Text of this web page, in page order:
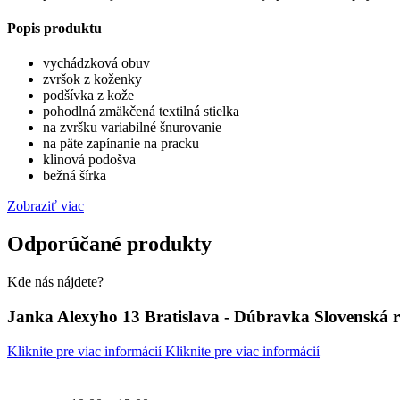
Popis produktu
vychádzková obuv
zvršok z koženky
podšívka z kože
pohodlná zmäkčená textilná stielka
na zvršku variabilné šnurovanie
na päte zapínanie na pracku
klinová podošva
bežná šírka
Zobraziť viac
Odporúčané produkty
Kde nás nájdete?
Janka Alexyho 13 Bratislava - Dúbravka Slovenská
Kliknite pre viac informáciíKliknite pre viac informácií